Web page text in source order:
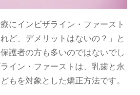
にインビザライン・ファースト
ど、デメリットはないの？」と
護者の方も多いのではないでし
イン・ファーストは、乳歯と永
もを対象とした矯正方法です。